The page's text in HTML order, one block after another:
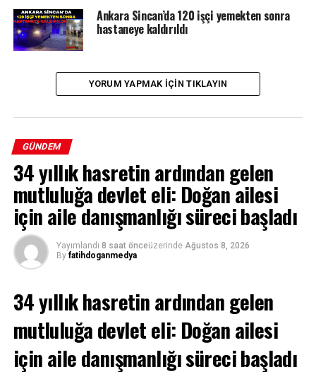
Ankara Sincan’da 120 işçi yemekten sonra
hastaneye kaldırıldı
YORUM YAPMAK IÇIN TIKLAYIN
GÜNDEM
34 yıllık hasretin ardından gelen
mutluluğa devlet eli: Doğan ailesi
için aile danışmanlığı süreci başladı
Yayımlandı 8 saat önceüzerinde Ağustos 8, 2026
By fatihdoganmedya
34 yıllık hasretin ardından gelen
mutluluğa devlet eli: Doğan ailesi
için aile danışmanlığı süreci başladı